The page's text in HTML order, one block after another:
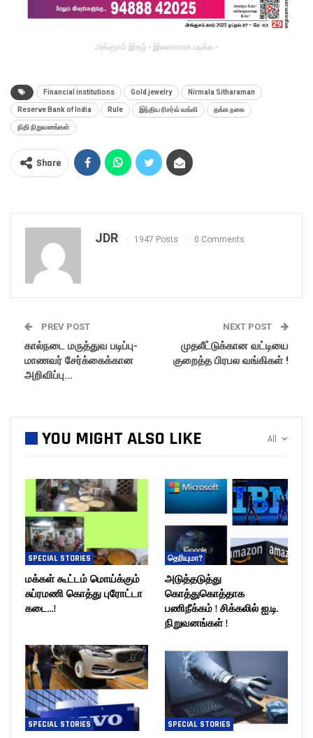
அங்குசம் இதழ் - இலவசமாக படிக்க -
Financial institutions Gold jewelry Nirmala Sitharaman
Reserve Bank of India Rule இந்திய ரிசர்வ் வங்கி தங்க நகை
நிதி நிறுவனங்கள்
Share
JDR 1947 Posts 0 Comments
PREV POST
கால்நடை மருத்துவ படிப்பு-
மாணவர் சேர்க்கைக்கான
அறிவிப்பு…
NEXT POST
முதலீட்டுக்கான வட்டியை
குறைத்த பிரபல வங்கிகள் !
All
YOU MIGHT ALSO LIKE
SPECIAL STORIES
மக்கள் கூட்டம் மொய்க்கும்
சுப்ரமணி கொத்து புரோட்டா
கடை…!
தெரியுமா?
அடுத்தடுத்து
கொத்துகொத்தாக
பணிநீக்கம் ! சிக்கலில் ஐ.டி.
நிறுவனங்கள் !
SPECIAL STORIES SPECIAL STORIES